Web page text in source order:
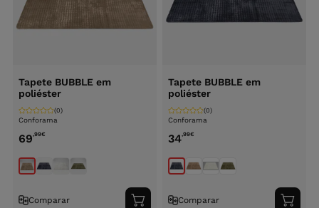
Tapete BUBBLE em
poliéster
Conforama
(0)
69,99€
Comparar Adicionar
Tapete BUBBLE em
poliéster
Conforama
(0)
34,99€
Comparar